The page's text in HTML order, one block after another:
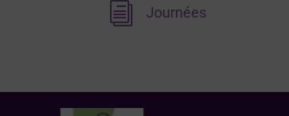
i Journées